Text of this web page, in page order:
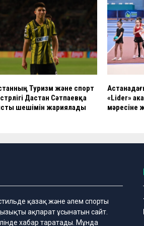
Туризм және спорт
Дастан Сәтпаевқа
шешімін жариялады
«Lider»
мәресіне
қазақ және әлем спорты
ақпарат ұсынатын сайт.
хабар таратады. Мұнда